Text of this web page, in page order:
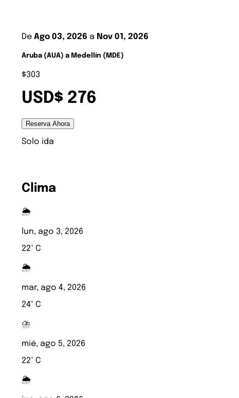
De Ago 03, 2026 a Nov 01, 2026
Aruba (AUA) a Medellín (MDE)
$303
USD$ 276
Reserva Ahora
Solo ida
Clima
🌦️
lun, ago 3, 2026
22° C
🌦️
mar, ago 4, 2026
24° C
⛈️
mié, ago 5, 2026
22° C
🌦️